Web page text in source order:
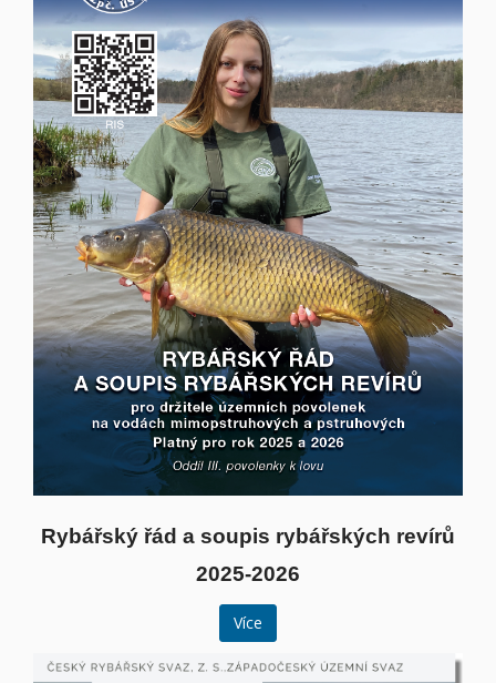
Rybářský řád a soupis rybářských revírů
2025-2026
Více